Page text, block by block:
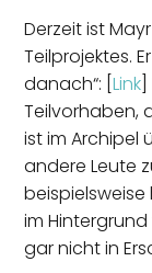
Derzeit ist
Teilprojektes.
danach“: [Link
Teilvorhaben,
ist im Archipel
andere Leute
beispielsweise
im
gar nicht in